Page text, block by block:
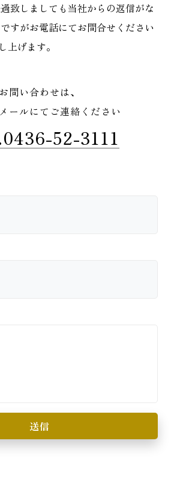
致しましても当社からの返信がな
すがお電話にてお問合せください
上げます。
お問い合わせは、
ールにてご連絡ください
52-3111